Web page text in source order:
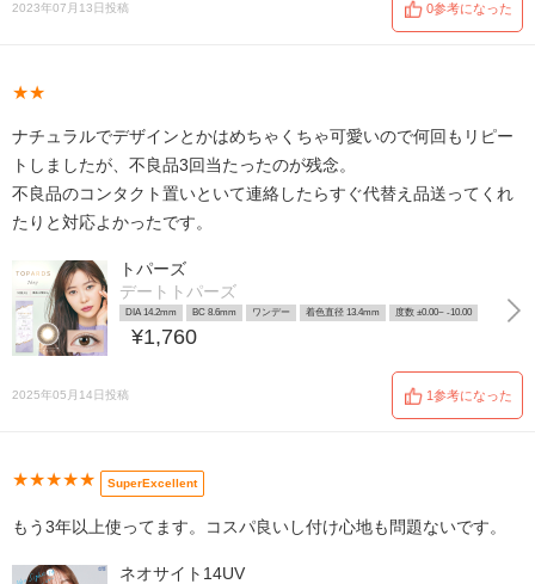
2023年07月13日投稿 0参考になった
★★
ナチュラルでデザインとかはめちゃくちゃ可愛いので何回もリピー
トしましたが、不良品3回当たったのが残念。
不良品のコンタクト置いといて連絡したらすぐ代替え品送ってくれ
たりと対応よかったです。
トパーズ
デートトパーズ
DIA 14.2mm BC 8.6mm ワンデー 着色直径 13.4mm 度数 ±0.00~ -10.00
¥1,760
2025年05月14日投稿 1参考になった
★★★★★ SuperExcellent
もう3年以上使ってます。コスパ良いし付け心地も問題ないです。
ネオサイト14UV